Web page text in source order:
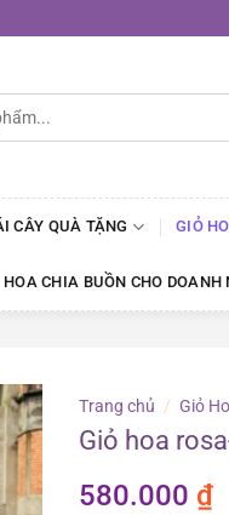
CÂY QUÀ TẶNG GIỎ
HOA CHIA BUỒN CHO DOANH
Trang chủ / Giỏ
Giỏ hoa
580.000 ₫